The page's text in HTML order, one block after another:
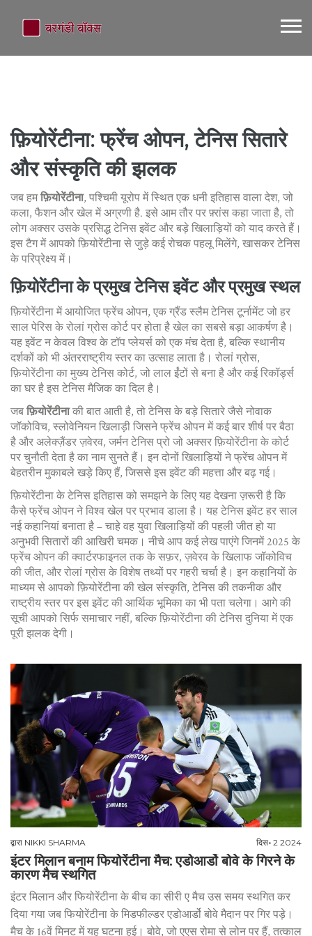
फ़ियोरेंटीना: फ्रेंच ओपन, टेनिस सितारे
और संस्कृति की झलक
जब हमफ़ियोरेंटीना, पश्चिमी यूरोप में स्थित एक धनी इतिहास वाला देश, जो
कला, फैशन और खेल में अग्रणी है. इसे आम तौर परफ़्रांसकहा जाता है, तो
लोग अक्सर उसके प्रसिद्ध टेनिस इवेंट और बड़े खिलाड़ियों को याद करते हैं।
इस टैग में आपको फ़ियोरेंटीना से जुड़े कई रोचक पहलू मिलेंगे, खासकर टेनिस
के परिप्रेक्ष्य में।
फ़ियोरेंटीना के प्रमुख टेनिस इवेंट और प्रमुख स्थल
फ़ियोरेंटीना में आयोजितफ्रेंच ओपन, एक ग्रैंड स्लैम टेनिस टूर्नामेंट जो हर
साल पेरिस के रोलां ग्रोस कोर्ट पर होता हैखेल का सबसे बड़ा आकर्षण है।
यह इवेंट न केवल विश्व के टॉप प्लेयर्स को एक मंच देता है, बल्कि स्थानीय
दर्शकों को भी अंतरराष्ट्रीय स्तर का उत्साह लाता है। रोलां ग्रोस,
फ़ियोरेंटीना का मुख्य टेनिस कोर्ट, जो लाल ईंटों से बना है और कई रिकॉर्ड्स
का घर हैइस टेनिस मैजिक का दिल है।
जबफ़ियोरेंटीनाकी बात आती है, तो टेनिस के बड़े सितारे जैसेनोवाक
जॉकोविच, स्लोवेनियन खिलाड़ी जिसने फ्रेंच ओपन में कई बार शीर्ष पर बैठा
हैऔरअलेक्ज़ैंडर ज़वेरव, जर्मन टेनिस प्रो जो अक्सर फ़ियोरेंटीना के कोर्ट
पर चुनौती देता हैका नाम सुनते हैं। इन दोनों खिलाड़ियों ने फ्रेंच ओपन में
बेहतरीन मुकाबले खड़े किए हैं, जिससे इस इवेंट की महत्ता और बढ़ गई।
फ़ियोरेंटीना के टेनिस इतिहास को समझने के लिए यह देखना ज़रूरी है कि
कैसे फ्रेंच ओपन ने विश्व खेल पर प्रभाव डाला है। यह टेनिस इवेंट हर साल
नई कहानियां बनाता है – चाहे वह युवा खिलाड़ियों की पहली जीत हो या
अनुभवी सितारों की आखिरी चमक। नीचे आप कई लेख पाएंगे जिनमें 2025 के
फ्रेंच ओपन की क्वार्टरफाइनल तक के सफ़र, ज़वेरव के खिलाफ जॉकोविच
की जीत, और रोलां ग्रोस के विशेष तथ्यों पर गहरी चर्चा है। इन कहानियों के
माध्यम से आपको फ़ियोरेंटीना की खेल संस्कृति, टेनिस की तकनीक और
राष्ट्रीय स्तर पर इस इवेंट की आर्थिक भूमिका का भी पता चलेगा। आगे की
सूची आपको सिर्फ समाचार नहीं, बल्कि फ़ियोरेंटीना की टेनिस दुनिया में एक
पूरी झलक देगी।
द्वारा NIKKI SHARMA दिस॰ 2 2024
इंटर मिलान बनाम फियोरेंटीना मैच: एडोआर्डो बोवे के गिरने के
कारण मैच स्थगित
इंटर मिलान और फियोरेंटीना के बीच का सीरी ए मैच उस समय स्थगित कर
दिया गया जब फियोरेंटीना के मिडफील्डर एडोआर्डो बोवे मैदान पर गिर पड़े।
मैच के 16वें मिनट में यह घटना हुई। बोवे, जो एएस रोमा से लोन पर हैं, तत्काल